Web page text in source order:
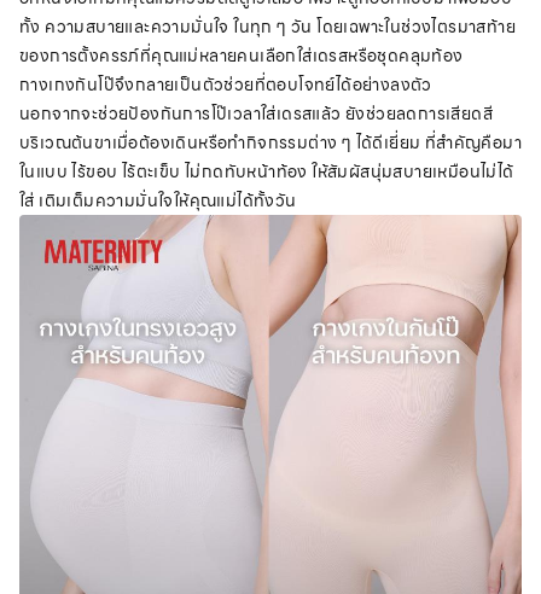
ทั้ง ความสบายและความมั่นใจ ในทุก ๆ วัน โดยเฉพาะในช่วงไตรมาสท้าย
ของการตั้งครรภ์ที่คุณแม่หลายคนเลือกใส่เดรสหรือชุดคลุมท้อง
กางเกงกันโป๊จึงกลายเป็นตัวช่วยที่ตอบโจทย์ได้อย่างลงตัว
นอกจากจะช่วยป้องกันการโป๊เวลาใส่เดรสแล้ว ยังช่วยลดการเสียดสี
บริเวณต้นขาเมื่อต้องเดินหรือทำกิจกรรมต่าง ๆ ได้ดีเยี่ยม ที่สำคัญคือมา
ในแบบ ไร้ขอบ ไร้ตะเข็บ ไม่กดทับหน้าท้อง ให้สัมผัสนุ่มสบายเหมือนไม่ได้
ใส่ เติมเต็มความมั่นใจให้คุณแม่ได้ทั้งวัน